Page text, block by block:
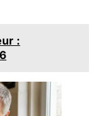
: